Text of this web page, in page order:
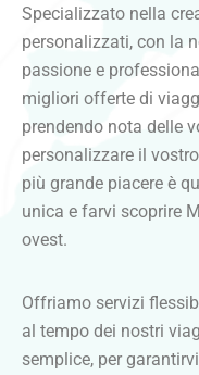
Specializzato nella
personalizzati, con la
passione e
migliori offerte di
prendendo nota delle
personalizzare il
più grande piacere è
unica e farvi scoprire
ovest.
Offriamo servizi
al tempo dei nostri
semplice, per